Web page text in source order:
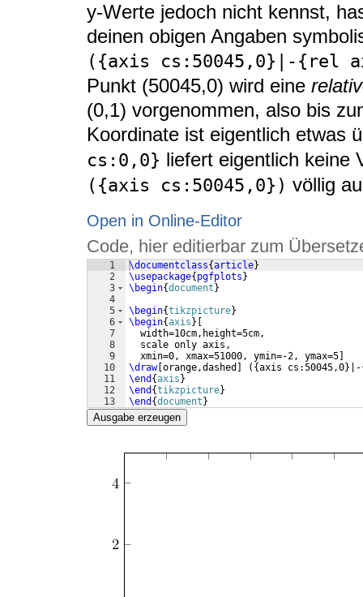
y-Werte jedoch nicht kennst,
deinen obigen Angaben
({axis cs:50045,0}|-{rel
Punkt (50045,0) wird eine
(0,1) vorgenommen, also bis
Koordinate ist eigentlich etwas
cs:0,0} liefert eigentlich keine
({axis cs:50045,0}) völlig
Open in Online-Editor
Code, hier editierbar zum
1
2
3
4
5
6
7
8
9
10
11
12
13
\documentclass{article}
\usepackage{ pgfplots }
\begin{document }
\begin{tikzpicture}
\begin{axis }
  width=10cm,height=5cm,
  scale only axis,
  xmin=0, xmax=51000, ymin=-2, ymax=5
\draw[ orange,dashed ({axis cs:50045,0} |-
\end {axis }
\end {tikzpicture}
\end {document }
Ausgabe erzeugen